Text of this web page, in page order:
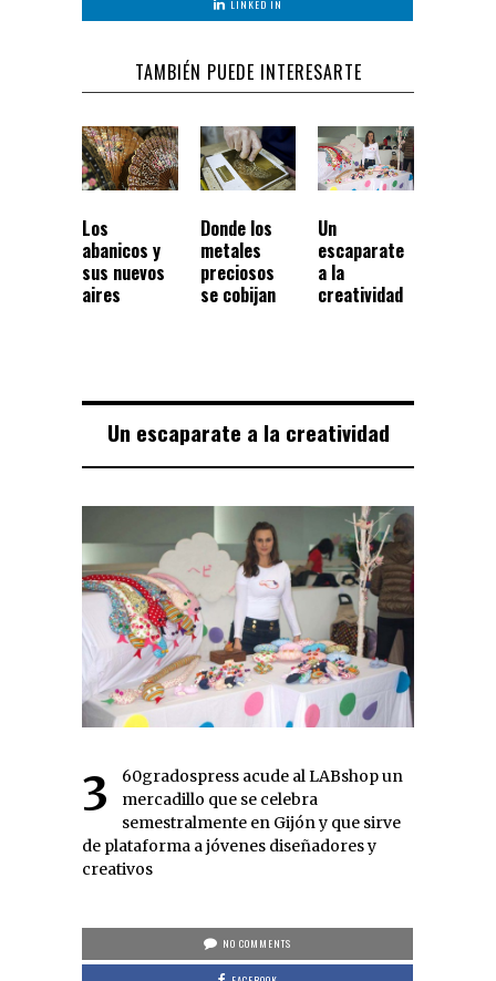
LINKED IN
TAMBIÉN PUEDE INTERESARTE
Los
abanicos y
sus nuevos
aires
Donde los
metales
preciosos
se cobijan
Un
escaparate
a la
creatividad
Un escaparate a la creatividad
360gradospress acude al LABshop un
mercadillo que se celebra
semestralmente en Gijón y que sirve
de plataforma a jóvenes diseñadores y
creativos
NO COMMENTS